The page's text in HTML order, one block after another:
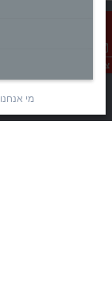
צור קשר
מי אנחנו